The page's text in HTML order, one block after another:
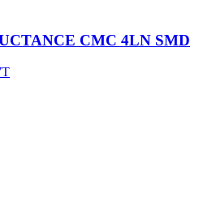
CMC 4LN SMD